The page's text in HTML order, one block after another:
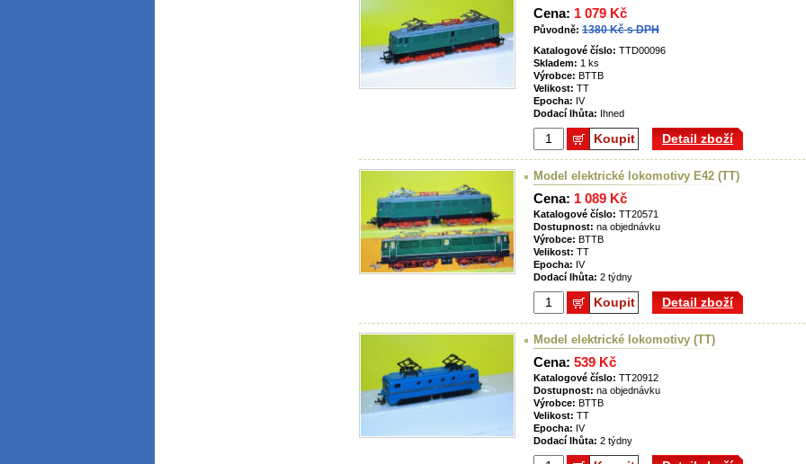
Cena: 1 079 Kč
Původně: 1380 Kč s DPH
Katalogové číslo: TTD00096
Skladem: 1 ks
Výrobce: BTTB
Velikost: TT
Epocha: IV
Dodací lhůta: Ihned
Koupit Detail zboží
Model elektrické lokomotivy E42 (TT)
Cena: 1 089 Kč
Katalogové číslo: TT20571
Dostupnost: na objednávku
Výrobce: BTTB
Velikost: TT
Epocha: IV
Dodací lhůta: 2 týdny
Koupit Detail zboží
Model elektrické lokomotivy (TT)
Cena: 539 Kč
Katalogové číslo: TT20912
Dostupnost: na objednávku
Výrobce: BTTB
Velikost: TT
Epocha: IV
Dodací lhůta: 2 týdny